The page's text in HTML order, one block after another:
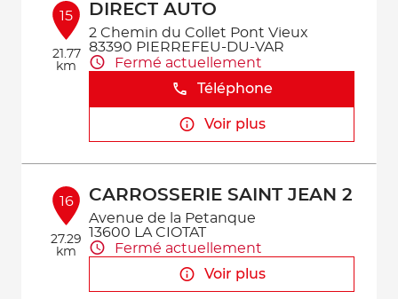
15
21.77
km
DIRECT AUTO
2 Chemin du Collet Pont Vieux
83390 PIERREFEU-DU-VAR
Fermé actuellement
Téléphone
Voir plus
16
27.29
km
CARROSSERIE SAINT JEAN 2
Avenue de la Petanque
13600 LA CIOTAT
Fermé actuellement
Voir plus